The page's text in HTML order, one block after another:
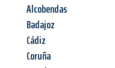
Alcobendas
Badajoz
Cádiz
Coruña